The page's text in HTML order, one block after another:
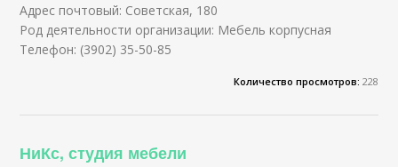
Адрес почтовый: Советская, 180
Род деятельности организации: Мебель корпусная
Телефон: (3902) 35-50-85
Количество просмотров: 228
НиКс, студия мебели